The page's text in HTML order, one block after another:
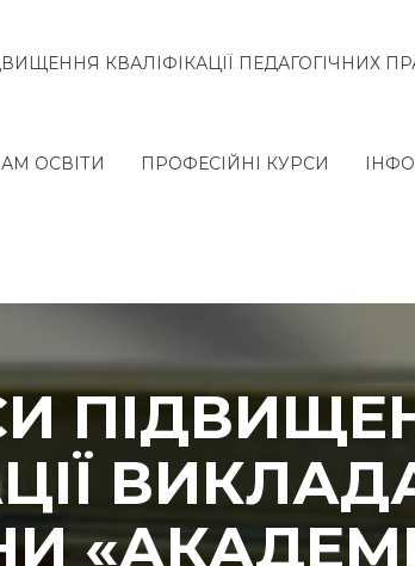
КВАЛІФІКАЦІЇ ПЕДАГОГІЧНИХ
ОСВІТИ ПРОФЕСІЙНІ КУРСИ